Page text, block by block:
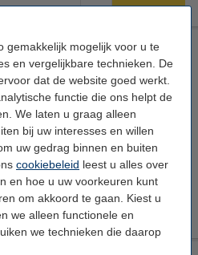
gemakkelijk mogelijk voor u te
en vergelijkbare technieken. De
dat de website goed werkt.
functie die ons helpt de
We laten u graag alleen
bij uw interesses en willen
uw gedrag binnen en buiten
cookiebeleid leest u alles over
en hoe u uw voorkeuren kunt
om akkoord te gaan. Kiest u
we alleen functionele en
we technieken die daarop
230V kerstverlichting | Wit |
1,5 meter Wit
specificaties en beschrijving
is maandag in huis
adviesprijs
Bestellen